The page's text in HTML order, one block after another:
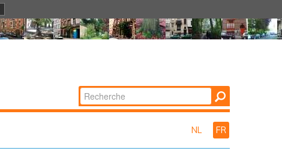
Chercher par
Recherche
NL FR